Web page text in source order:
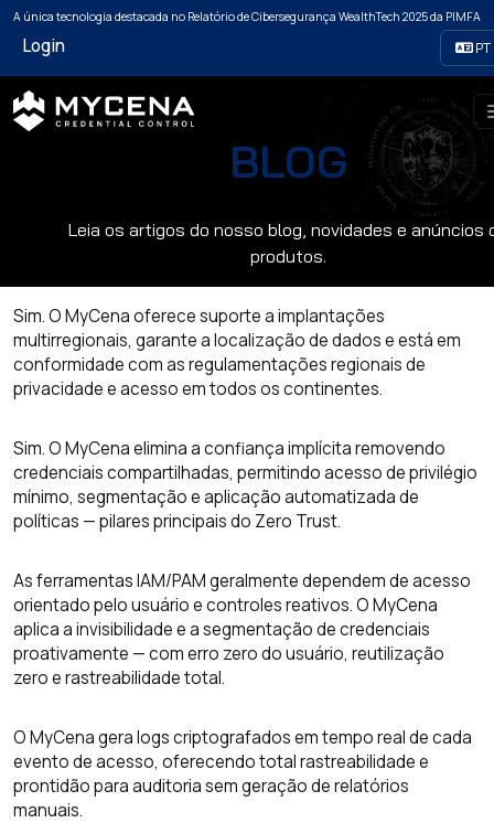
Mycena theme
A única tecnologia destacada no Relatório de Cibersegurança WealthTech 2025 da PIMFA
Login PT
BLOG
Leia os artigos do nosso blog, novidades e anúncios
produtos.
Sim. O MyCena oferece suporte a implantações
multirregionais, garante a localização de dados e está em
conformidade com as regulamentações regionais de
privacidade e acesso em todos os continentes.
Sim. O MyCena elimina a confiança implícita removendo
credenciais compartilhadas, permitindo acesso de privilégio
mínimo, segmentação e aplicação automatizada de
políticas — pilares principais do Zero Trust.
As ferramentas IAM/PAM geralmente dependem de acesso
orientado pelo usuário e controles reativos. O MyCena
aplica a invisibilidade e a segmentação de credenciais
proativamente — com erro zero do usuário, reutilização
zero e rastreabilidade total.
O MyCena gera logs criptografados em tempo real de cada
evento de acesso, oferecendo total rastreabilidade e
prontidão para auditoria sem geração de relatórios
manuais.